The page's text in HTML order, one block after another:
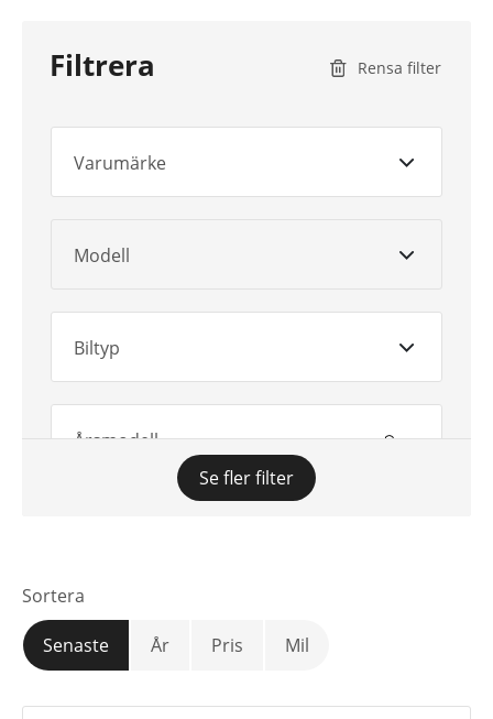
Filtrera Rensa filter
Varumärke
Modell
Biltyp
Årsmodell
Mätarställning
Se fler filter
Sortera
Senaste År Pris Mil